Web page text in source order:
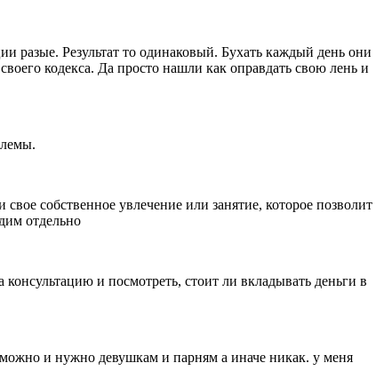
разые. Результат то одинаковый. Бухать каждый день они
кодекса. Да просто нашли как оправдать свою лень и
собственное увлечение или занятие, которое позволит
отдельно
и посмотреть, стоит ли вкладывать деньги в
можно и нужно девушкам и парням а иначе никак. у меня